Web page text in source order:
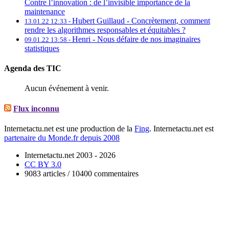
Contre l’innovation : de l’invisible importance de la
maintenance
13.01.22 12:33 - Hubert Guillaud - Concrètement, comment
rendre les algorithmes responsables et équitables ?
09.01.22 13:58 - Henri - Nous défaire de nos imaginaires
statistiques
Agenda des TIC
Aucun événement à venir.
Flux inconnu
Internetactu.net est une production de la Fing. Internetactu.net est
partenaire du Monde.fr depuis 2008
Internetactu.net 2003 - 2026
CC BY 3.0
9083 articles / 10400 commentaires